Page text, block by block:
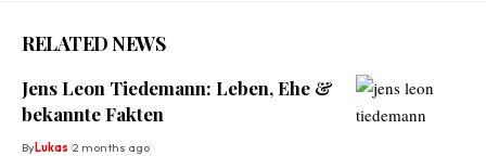
RELATED NEWS
Jens Leon Tiedemann: Leben, Ehe &
bekannte Fakten
ByLukas 2 months ago